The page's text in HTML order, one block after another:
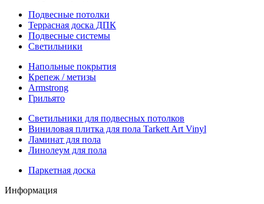
Подвесные потолки
Террасная доска ДПК
Подвесные системы
Светильники
Напольные покрытия
Крепеж / метизы
Armstrong
Грильято
Светильники для подвесных потолков
Виниловая плитка для пола Tarkett Art Vinyl
Ламинат для пола
Линолеум для пола
Паркетная доска
Информация